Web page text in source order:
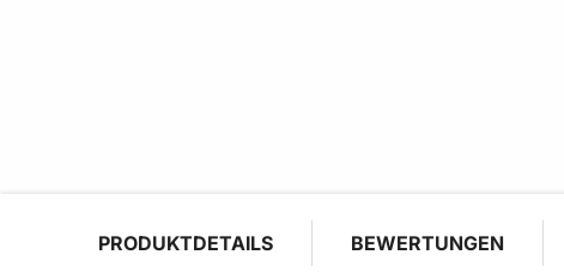
PRODUKTDETAILS BEWERTUNGEN